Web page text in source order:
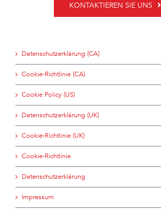
KONTAKTIEREN SIE UNS
Datenschutzerklärung (CA)
Cookie-Richtlinie (CA)
Cookie Policy (US)
Datenschutzerklärung (UK)
Cookie-Richtlinie (UK)
Cookie-Richtlinie
Datenschutzerklärung
Impressum